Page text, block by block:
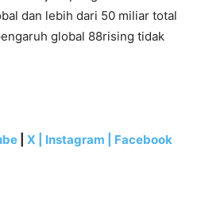
dan lebih dari 50 miliar total
global 88rising tidak
X Instagram Facebook